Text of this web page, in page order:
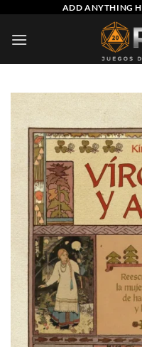
contenido
ADD ANYTHING